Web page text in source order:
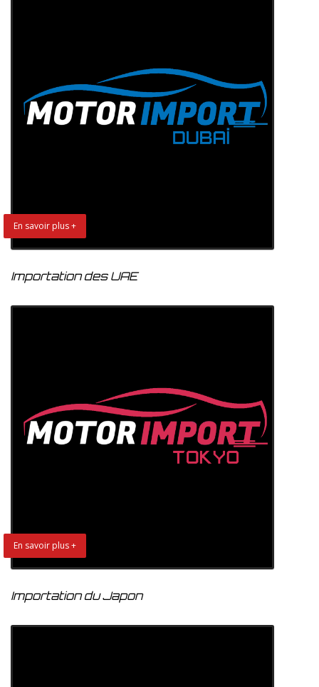
En savoir plus +
Importation des UAE
En savoir plus +
Importation du Japon